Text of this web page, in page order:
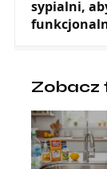
sypialni,
Zobacz